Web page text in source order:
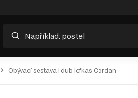
Obývací sestava I dub lefkas Cordan